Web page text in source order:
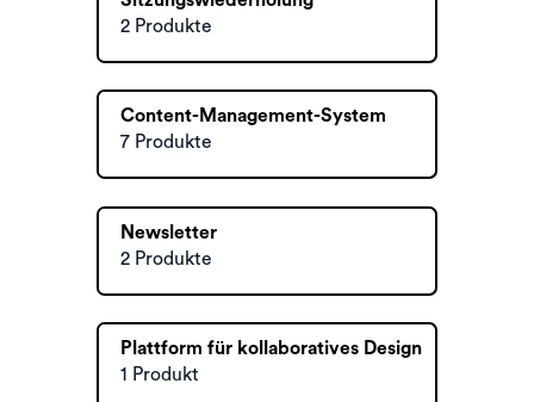
2 Produkte
Content-Management-System
7 Produkte
Newsletter
2 Produkte
Plattform für kollaboratives Design
1 Produkt